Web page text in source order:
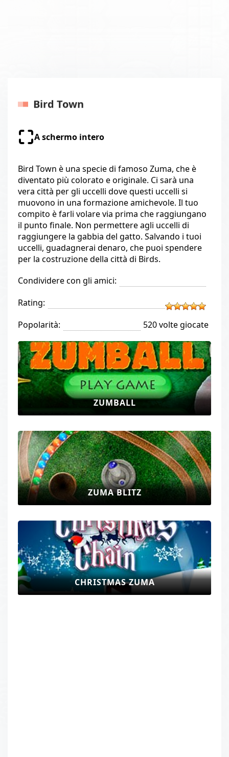
Bird Town
A schermo intero
Bird Town è una specie di famoso Zuma, che è
diventato più colorato e originale. Ci sarà una
vera città per gli uccelli dove questi uccelli si
muovono in una formazione amichevole. Il tuo
compito è farli volare via prima che raggiungano
il punto finale. Non permettere agli uccelli di
raggiungere la gabbia del gatto. Salvando i tuoi
uccelli, guadagnerai denaro, che puoi spendere
per la costruzione della città di Birds.
Condividere con gli amici:
Rating:
Popolarità:
520 volte giocate
ZUMBALL
ZUMA BLITZ
CHRISTMAS ZUMA